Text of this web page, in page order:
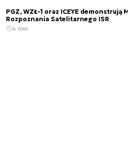
PGZ, WZŁ-1 oraz ICEYE
Rozpoznania Satelitarnego ISR
4 min.